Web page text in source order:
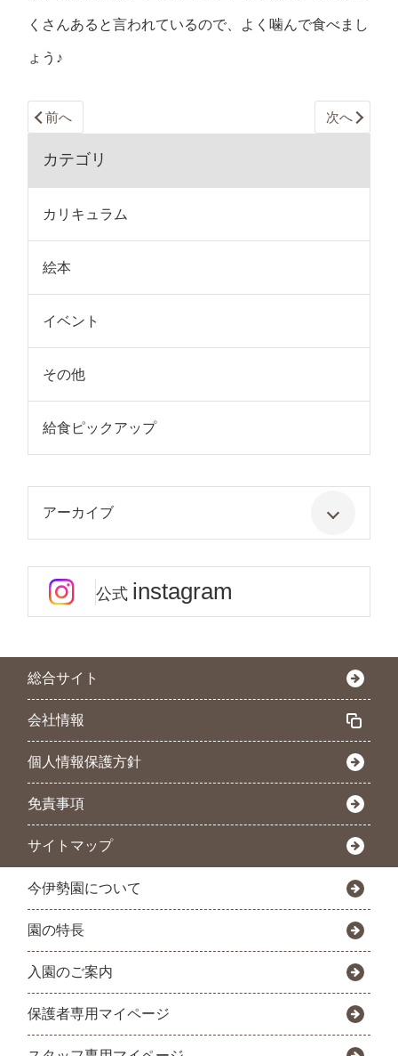
くさんあると言われているので、よく噛んで食べまし
ょう♪
前へ 次へ
カテゴリ
カリキュラム
絵本
イベント
その他
給食ピックアップ
アーカイブ
公式 instagram
総合サイト
会社情報
個人情報保護方針
免責事項
サイトマップ
今伊勢園について
園の特長
入園のご案内
保護者専用マイページ